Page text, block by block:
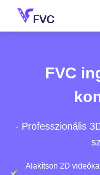
FVC
- Professzionális
Alakítson 2D